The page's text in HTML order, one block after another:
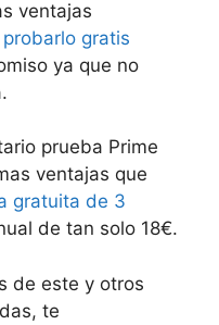
ventajas
probarlo gratis
ya que no
prueba Prime
ventajas que
gratuita de 3
de tan solo 18€.
de este y otros
te